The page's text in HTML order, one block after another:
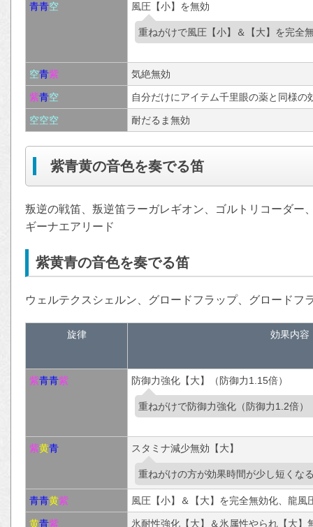
青青空 風圧【小】を無効
重ねがけで風圧【小】＆【大】を完全
空青紫 気絶無効
紫青空 自分だけにアイテム千里眼の薬と同様の
空空空 耐だるま無効
紫青黄の音色を奏でる笛
叛逆の戦笛、叛逆笛ラーガレギオン、ゴルトリコーダー
ギーナエアリード
紫黄青の音色を奏でる笛
ウェルテクスシェルン、グロードフラップ、グロードフ
旋律 効果内容
紫青青紫 防御力強化【大】（防御力1.15倍）
重ねがけで防御力強化（防御力1.2倍）
紫黄青 スタミナ減少無効【大】
重ねがけの方が効果時間が少し短くな
青青黄紫 風圧【小】＆【大】を完全無効化、龍風
黄青紫 氷耐性強化【大】＆氷属性やられ【大】